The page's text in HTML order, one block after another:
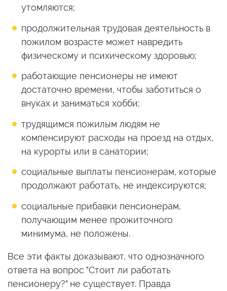
утомляются;
продолжительная трудовая деятельность в
пожилом возрасте может навредить
физическому и психическому здоровью;
работающие пенсионеры не имеют
достаточно времени, чтобы заботиться о
внуках и заниматься хобби;
трудящимся пожилым людям не
компенсируют расходы на проезд на отдых,
на курорты или в санатории;
социальные выплаты пенсионерам, которые
продолжают работать, не индексируются;
социальные прибавки пенсионерам,
получающим менее прожиточного
минимума, не положены.
Все эти факты доказывают, что однозначного
ответа на вопрос "Стоит ли работать
пенсионеру?" не существует. Правда